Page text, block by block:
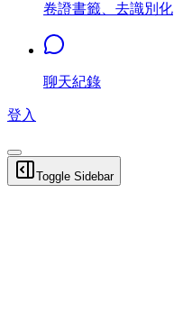
卷證書籤、去識別化
聊天紀錄
登入
Toggle Sidebar